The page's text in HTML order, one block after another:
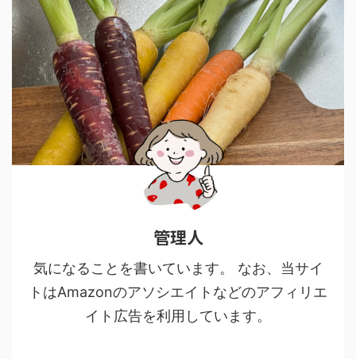
管理人
気になることを書いています。 なお、当サイ
トはAmazonのアソシエイトなどのアフィリエ
イト広告を利用しています。